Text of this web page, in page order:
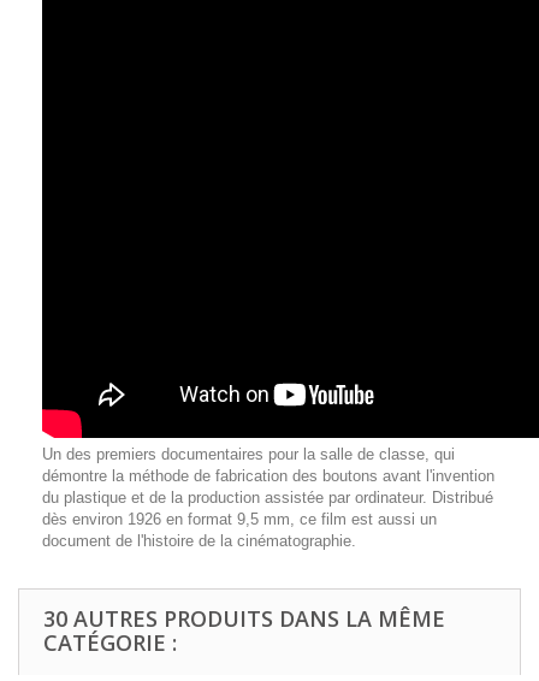
Un des premiers documentaires pour la salle de classe, qui
démontre la méthode de fabrication des boutons avant l'invention
du plastique et de la production assistée par ordinateur. Distribué
dès environ 1926 en format 9,5 mm, ce film est aussi un
document de l'histoire de la cinématographie.
30 AUTRES PRODUITS DANS LA MÊME
CATÉGORIE :